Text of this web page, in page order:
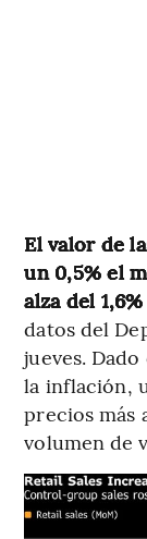
El valor de
un 0,5% el
alza del
datos del
jueves.
la inflación,
precios más
volumen de